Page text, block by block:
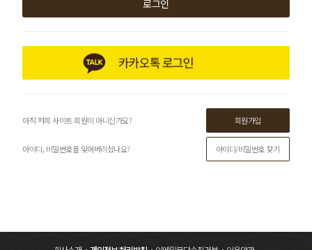
로그인
아직 저희 사이트 회원이 아니신가요? 회원가입
아이디, 비밀번호를 잊어버리셨나요? 아이디/비밀번호 찾기